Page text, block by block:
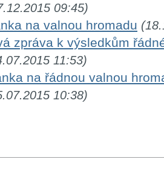
09:45)
na valnou hromadu
zpráva k výsledkům
11:53)
na řádnou valnou
10:38)